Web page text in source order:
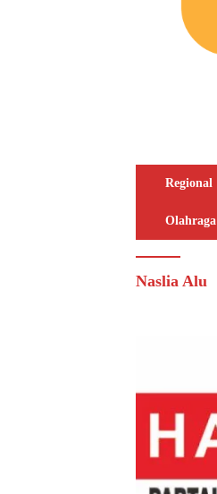
Regional
Olahraga
Naslia Alu